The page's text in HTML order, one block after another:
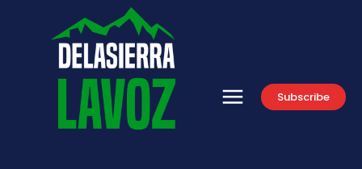
Subscribe